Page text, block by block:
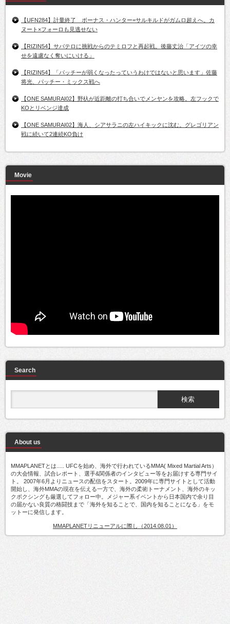
【UFN284】計量終了 ボーナス・ハンター=サルキルドがガムロ超えへ。カ
ヌート×フォーロも見逃せない
【RIZIN54】サバテロに挑戦からのテミロフと再起戦。後藤丈治「アイツの幸
せを遠慮なく奪いにいける」
【RIZIN54】「パッチーが弱くなったっていうわけではないと思います」佐藤
将光、パッチー・ミックス戦へ
【ONE SAMURAI02】野杁が近距離の打ち合いでメンヤンを攻略。左フックで
KOとリベンジ達成
【ONE SAMURAI02】海人、シアサラニの左ハイキックに沈む。グレゴリアン
戦に続いて2連続KO負け
Movie
Search
About us
MMAPLANETとは..... UFCを始め、海外で行われているMMA( Mixed Martial Arts）
の大会情報、試合レポート、選手&関係者のインタビュー等をお届けする専門サイ
ト。 2007年6月よりニュースの配信をスタート。2009年に専門サイトとして活動
開始し、海外MMAの現在を伝える一方で、海外の柔術トーナメント、海外のキッ
クボクシングも厳選してフォロー中。メジャー系イベントから日本国内で余り目
の届かない良質の格闘技まで「海外を知ることで、国内を知ることになる」をモ
ットーに発信します。
MMAPLANETリニューアルに際し（2014.08.01）